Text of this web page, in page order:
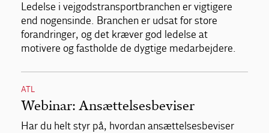
Ledelse i vejgodstransportbranchen er vigtigere
end nogensinde. Branchen er udsat for store
forandringer, og det kræver god ledelse at
motivere og fastholde de dygtige medarbejdere.
ATL
Webinar: Ansættelsesbeviser
Har du helt styr på, hvordan ansættelsesbeviser